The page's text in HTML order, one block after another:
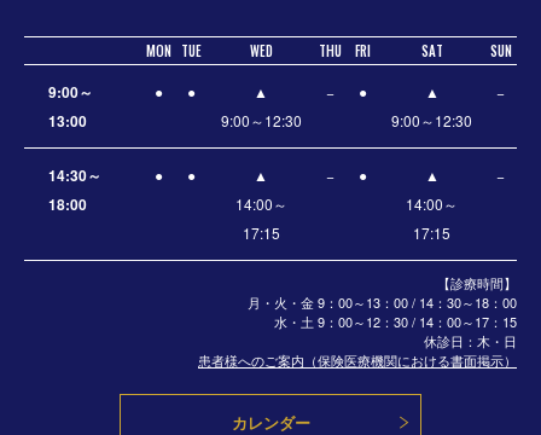
MON TUE WED THU FRI SAT SUN
【診療時間】
月・火・金 9：00～13：00 / 14：30～18：00
水・土 9：00～12：30 / 14：00～17：15
休診日：木・日
患者様へのご案内（保険医療機関における書面掲示）
9:00～
13:00
● ●
▲
9:00～12:30
− ●
▲
9:00～12:30
−
14:30～
18:00
● ●
▲
14:00～
17:15
− ●
▲
14:00～
17:15
−
カレンダー